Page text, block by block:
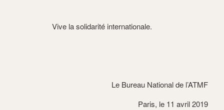
Vive la solidarité internationale.
Le Bureau National de l’ATMF
Paris, le 11 avril 2019